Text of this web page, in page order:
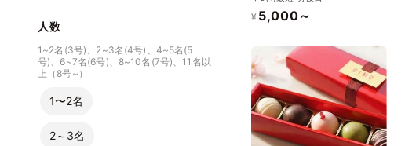
人数
1~2名(3号)、2~3名(4号)、4~5名(5
号)、6~7名(6号)、8~10名(7号)、11名以
上（8号~）
1〜2名
2～3名
¥ 5,000～